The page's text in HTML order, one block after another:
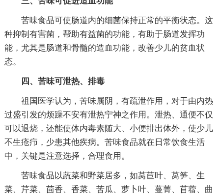
苦味食品可使肠道内的细菌保持正常的平衡状态。这
种抑制有害菌，帮助有益菌的功能，有助于肠道发挥功
能，尤其是肠道和骨髓的造血功能，改善少儿的贫血状
态。
四、苦味可泄热、排毒
祖国医学认为，苦味属阴，有疏泄作用，对于由内热
过盛引发的烦躁不安有泄热宁神之作用。泄热、通便不仅
可以退烧，还能使体内毒素随大、小便排出体外，使少儿
不生疮疖，少患其他疾病。苦味食品就在日常饮食生活
中，关键是注意选择，合理食用。
苦味食品以蔬菜和野菜居多，如莴苣叶、莴笋、生
菜、芹菜、茴香、香菜、苦瓜、萝卜叶、蔓菁、苜蓿、曲